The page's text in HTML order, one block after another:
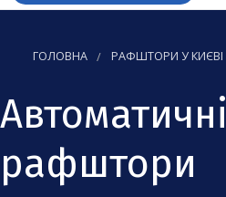
ГОЛОВНА РАФШТОРИ У КИЄВІ
Автоматичні
рафштори